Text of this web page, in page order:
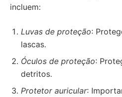
incluem:
Luvas de proteção:
lascas.
Óculos de proteção:
detritos.
Protetor auricular: